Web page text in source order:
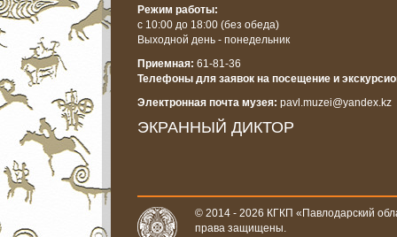
Режим работы:
с 10:00 до 18:00 (без обеда)
Выходной день - понедельник
Приемная: 61-81-36
Телефоны для заявок на посещение и
Электронная почта музея: pavl.muzei@yandex.kz
ЭКРАННЫЙ ДИКТОР
© 2014 - 2026 КГКП «Павлодарский
права защищены.